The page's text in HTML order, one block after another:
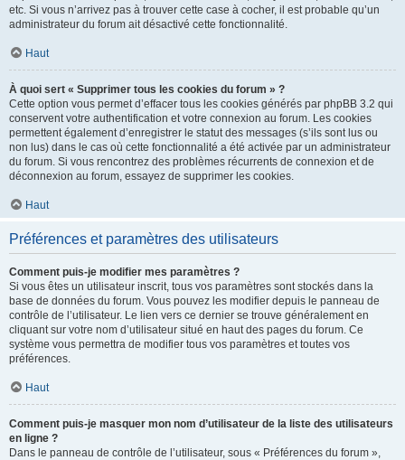
etc. Si vous n’arrivez pas à trouver cette case à cocher, il est probable qu’un
administrateur du forum ait désactivé cette fonctionnalité.
Haut
À quoi sert « Supprimer tous les cookies du forum » ?
Cette option vous permet d’effacer tous les cookies générés par phpBB 3.2 qui
conservent votre authentification et votre connexion au forum. Les cookies
permettent également d’enregistrer le statut des messages (s’ils sont lus ou
non lus) dans le cas où cette fonctionnalité a été activée par un administrateur
du forum. Si vous rencontrez des problèmes récurrents de connexion et de
déconnexion au forum, essayez de supprimer les cookies.
Haut
Préférences et paramètres des utilisateurs
Comment puis-je modifier mes paramètres ?
Si vous êtes un utilisateur inscrit, tous vos paramètres sont stockés dans la
base de données du forum. Vous pouvez les modifier depuis le panneau de
contrôle de l’utilisateur. Le lien vers ce dernier se trouve généralement en
cliquant sur votre nom d’utilisateur situé en haut des pages du forum. Ce
système vous permettra de modifier tous vos paramètres et toutes vos
préférences.
Haut
Comment puis-je masquer mon nom d’utilisateur de la liste des utilisateurs
en ligne ?
Dans le panneau de contrôle de l’utilisateur, sous « Préférences du forum »,